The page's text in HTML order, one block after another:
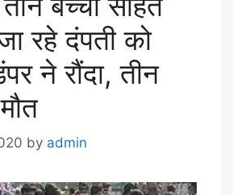
रहे दंपती को
ने रौंदा, तीन
by admin